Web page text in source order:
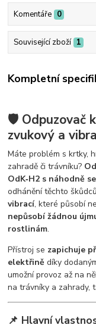
Komentáře 0
Související zboží 1
Kompletní
🛡️ Odpuzovač
zvukový a
Máte problém s krtky,
zahradě či trávníku?
OdK‑H2 s náhodně
odhánění těchto
vibrací, které působí
nepůsobí žádnou
rostlinám.
Přístroj se zapichuje
elektřině díky
umožní provoz až na
na trávníky a zahrady,
📌 Hlavní